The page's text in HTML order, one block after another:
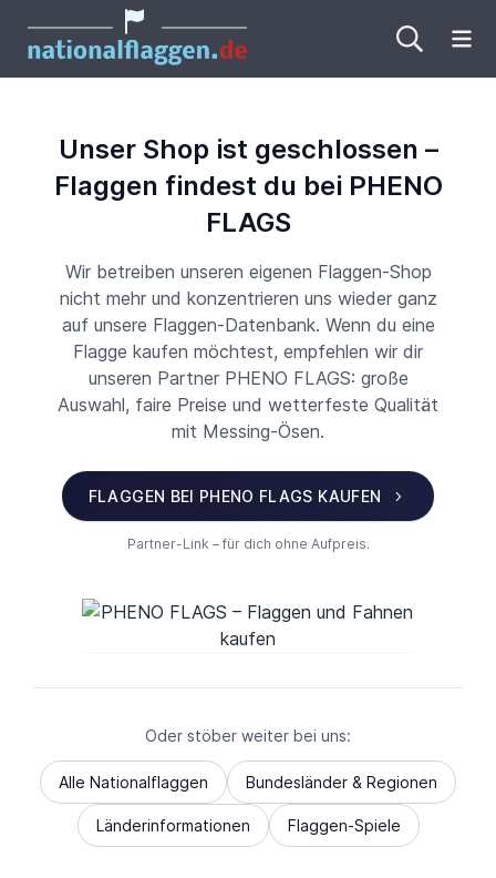
Unser Shop ist geschlossen –
Flaggen findest du bei PHENO
FLAGS
Wir betreiben unseren eigenen Flaggen-Shop
nicht mehr und konzentrieren uns wieder ganz
auf unsere Flaggen-Datenbank. Wenn du eine
Flagge kaufen möchtest, empfehlen wir dir
unseren Partner PHENO FLAGS: große
Auswahl, faire Preise und wetterfeste Qualität
mit Messing-Ösen.
FLAGGEN BEI PHENO FLAGS KAUFEN
Partner-Link – für dich ohne Aufpreis.
Oder stöber weiter bei uns:
Alle Nationalflaggen Bundesländer & Regionen
Länderinformationen Flaggen-Spiele